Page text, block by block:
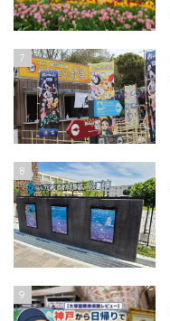
7
8
9